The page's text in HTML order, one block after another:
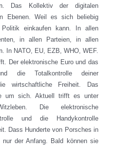
Das Kollektiv der digitalen
Ebenen. Weil es sich beliebig
einkaufen kann. In allen
in allen Parteien, in allen
In NATO, EU, EZB, WHO, WEF.
Der elektronische Euro und das
die Totalkontrolle deiner
wirtschaftliche Freiheit. Das
um sich. Aktuell trifft es unter
Die elektronische
und die Handykontrolle
Dass Hunderte von Porsches in
der Anfang. Bald können sie